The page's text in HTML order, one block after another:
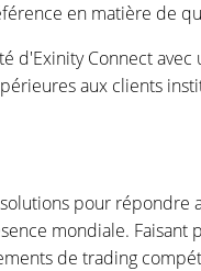
en matière de
Connect
aux clients
pour
mondiale.
de trading